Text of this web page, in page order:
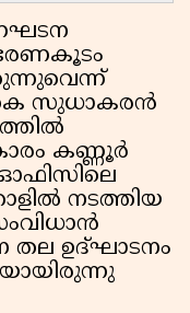
സുധാകരൻ
കണ്ണൂർ
ഓഫിസിലെ
നടത്തിയ
തല ഉദ്‌ഘാടനം